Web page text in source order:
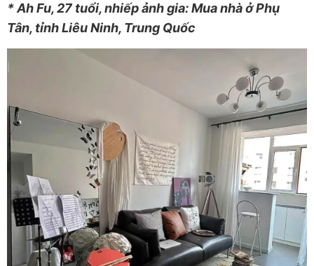
* Ah Fu, 27 tuổi, nhiếp ảnh gia: Mua nhà ở Phụ
Tân, tỉnh Liêu Ninh, Trung Quốc